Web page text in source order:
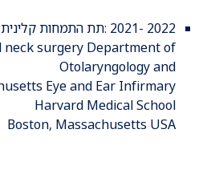
2022 -2021 :תת התמחות קלינית בניתוחי אף אוזן גרון ילדים
neck surgery Department of
Otolaryngology and
Eye and Ear Infirmary
Harvard Medical School
Boston, Massachusetts USA